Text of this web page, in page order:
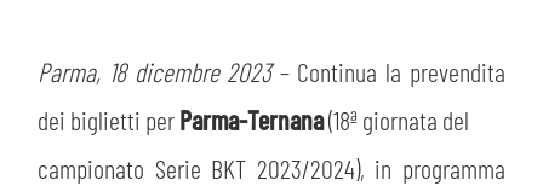
TICKET GIFT CARD
STORIA
MUTTI TRAINING CENTER
STADIO TARDINI
Parma, 18 dicembre 2023– Continua la prevendita
dei biglietti perParma-Ternana(18ª giornata del
campionato Serie BKT 2023/2024), in programma